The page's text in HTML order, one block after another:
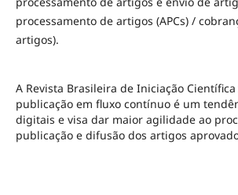
processamento de artigos (APCs) /
artigos).
A Revista Brasileira de Iniciação Científica
publicação em fluxo contínuo é um
digitais e visa dar maior agilidade ao
publicação e difusão dos artigos